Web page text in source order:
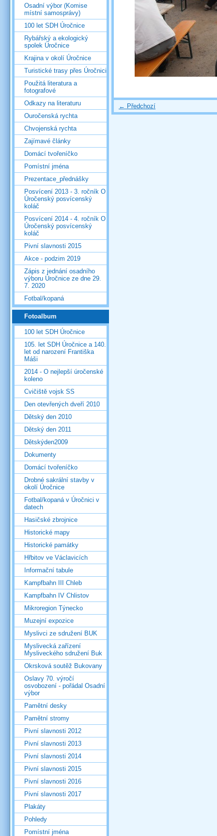
← Předchozí
Osadní výbor (Komise
místní samosprávy)
100 let SDH Úročnice
Rybářský a ekologický
spolek Úročnice
Krajina v okolí Úročnice
Turistické trasy přes Úročnici
Použitá literatura a
fotografové
Odkazy na literaturu
Ouročenská rychta
Chvojenská rychta
Zajímavé články
Domácí tvořeníčko
Pomístní jména
Prezentace_přednášky
Posvícení 2013 - 3. ročník O
Úročenský posvícenský
koláč
Posvícení 2014 - 4. ročník O
Úročenský posvícenský
koláč
Pivní slavnosti 2015
Akce - podzim 2019
Zápis z jednání osadního
výboru Úročnice ze dne 29.
7. 2020
Fotbal/kopaná
Fotoalbum
100 let SDH Úročnice
105. let SDH Úročnice a 140.
let od narození Františka
Máši
2014 - O nejlepší úročenské
koleno
Cvičiště vojsk SS
Den otevřených dveří 2010
Dětský den 2010
Dětský den 2011
Dětskýden2009
Dokumenty
Domácí tvořeníčko
Drobné sakrální stavby v
okolí Úročnice
Fotbal/kopaná v Úročnici v
datech
Hasičské zbrojnice
Historické mapy
Historické památky
Hřbitov ve Václavicích
Informační tabule
Kampfbahn III Chleb
Kampfbahn IV Chlistov
Mikroregion Týnecko
Muzejní expozice
Myslivci ze sdružení BUK
Myslivecká zařízení
Mysliveckého sdružení Buk
Okrsková soutěž Bukovany
Oslavy 70. výročí
osvobození - pořádal Osadní
výbor
Pamětní desky
Pamětní stromy
Pivní slavnosti 2012
Pivní slavnosti 2013
Pivní slavnosti 2014
Pivní slavnosti 2015
Pivní slavnosti 2016
Pivní slavnosti 2017
Plakáty
Pohledy
Pomístní jména